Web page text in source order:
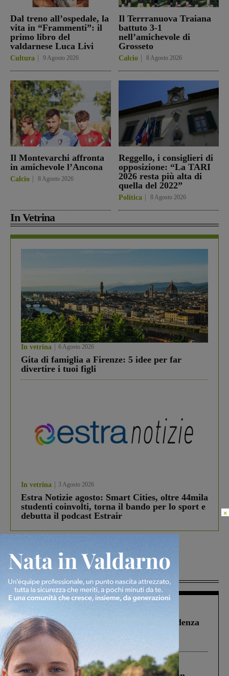
Dal treno all’ospedale, la
vita in “Frammenti”: il
primo libro del
valdarnese Luca Livi
Cultura 9 Agosto 2026
Il Terrranuova Traiana
battuto 3-1
nell’amichevole di
Grosseto
Calcio 8 Agosto 2026
Il Montevarchi affronta
in amichevole l’Ancona
Calcio 8 Agosto 2026
Reggello, i consiglieri di
opposizione: “La TARI
2026 resta più alta di
quella del 2022”
Politica 8 Agosto 2026
In Vetrina
In vetrina 6 Agosto 2026
Gita di famiglia a Firenze: 5 idee per far
divertire i tuoi figli
In vetrina 3 Agosto 2026
Estra Notizie agosto: Smart Cities, oltre 44mila
studenti coinvolti, torna il bando per lo sport e
debutta il podcast Estrair
Più lette
Figline Incisa Valdarno 1 Agosto 2026
Piscina di Figline finanziata oltre la scadenza
Pnrr, il gruppo di Fratelli d’Italia: “Un
ringraziamento al Governo”
Cronaca 3 Agosto 2026
×